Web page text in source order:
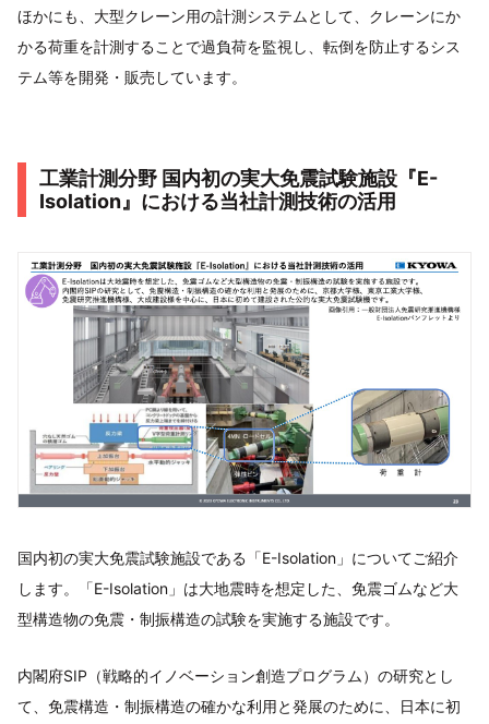
ほかにも、大型クレーン用の計測システムとして、クレーンにか
かる荷重を計測することで過負荷を監視し、転倒を防止するシス
テム等を開発・販売しています。
工業計測分野 国内初の実大免震試験施設『E-
Isolation』における当社計測技術の活用
国内初の実大免震試験施設である「E-Isolation」についてご紹介
します。「E-Isolation」は大地震時を想定した、免震ゴムなど大
型構造物の免震・制振構造の試験を実施する施設です。
内閣府SIP（戦略的イノベーション創造プログラム）の研究とし
て、免震構造・制振構造の確かな利用と発展のために、日本に初